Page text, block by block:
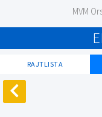
MVM
RAJTLISTA